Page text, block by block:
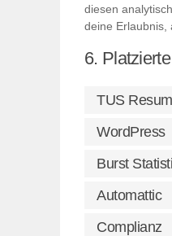
diesen
deine Erlaubnis,
6.
TUS
WordPress
Burst
Automattic
Complianz